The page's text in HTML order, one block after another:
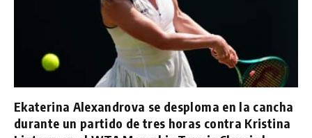
Ekaterina Alexandrova se desploma en la cancha
durante un partido de tres horas contra Kristina